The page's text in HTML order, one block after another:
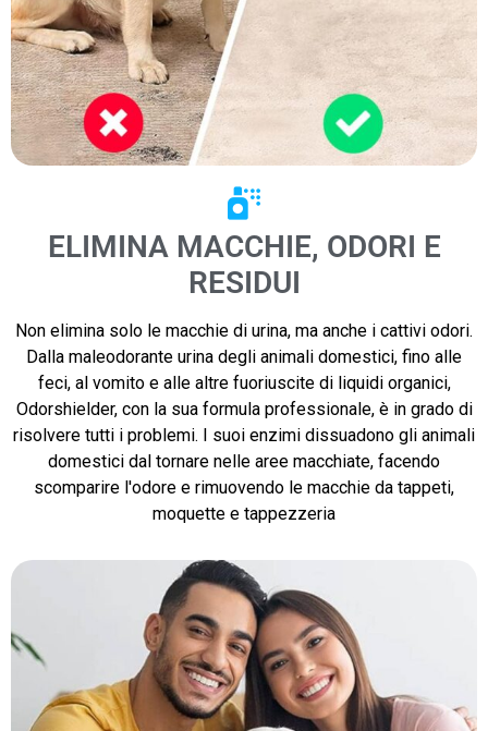
ELIMINA MACCHIE, ODORI E
RESIDUI
Non elimina solo le macchie di urina, ma anche i cattivi odori.
Dalla maleodorante urina degli animali domestici, fino alle
feci, al vomito e alle altre fuoriuscite di liquidi organici,
Odorshielder, con la sua formula professionale, è in grado di
risolvere tutti i problemi. I suoi enzimi dissuadono gli animali
domestici dal tornare nelle aree macchiate, facendo
scomparire l'odore e rimuovendo le macchie da tappeti,
moquette e tappezzeria